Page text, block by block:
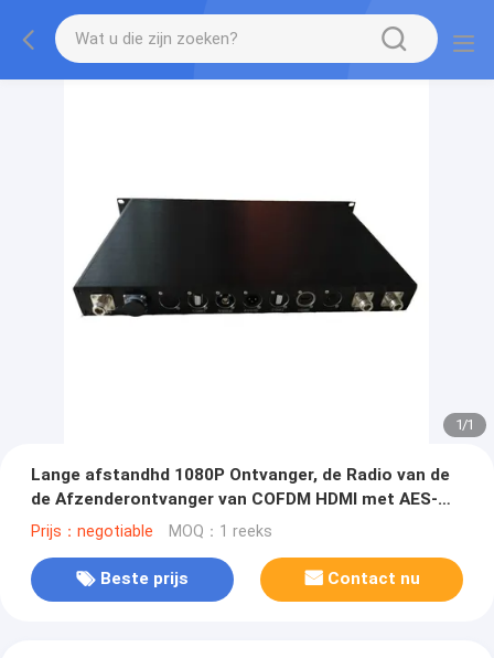
1/1
Lange afstandhd 1080P Ontvanger, de Radio van de
de Afzenderontvanger van COFDM HDMI met AES-
Encryptie
Prijs：negotiable MOQ：1 reeks
Beste prijs Contact nu